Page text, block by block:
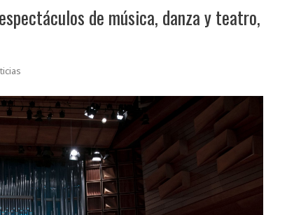
de música, danza y teatro,